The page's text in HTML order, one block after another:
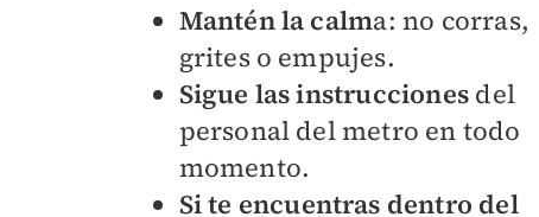
Mantén la calma: no corras,
grites o empujes.
Sigue las instrucciones del
personal del metro en todo
momento.
Si te encuentras dentro del